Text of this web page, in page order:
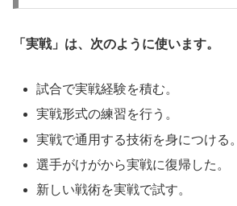
「実戦」は、次のように使います。
試合で実戦経験を積む。
実戦形式の練習を行う。
実戦で通用する技術を身につける。
選手がけがから実戦に復帰した。
新しい戦術を実戦で試す。